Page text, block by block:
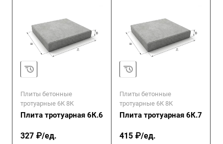
Плиты бетонные
тротуарные 6К 8К
Плита тротуарная 6К.6
327 ₽/ед.
Плиты бетонные
тротуарные 6К 8К
Плита тротуарная 6К.7
415 ₽/ед.